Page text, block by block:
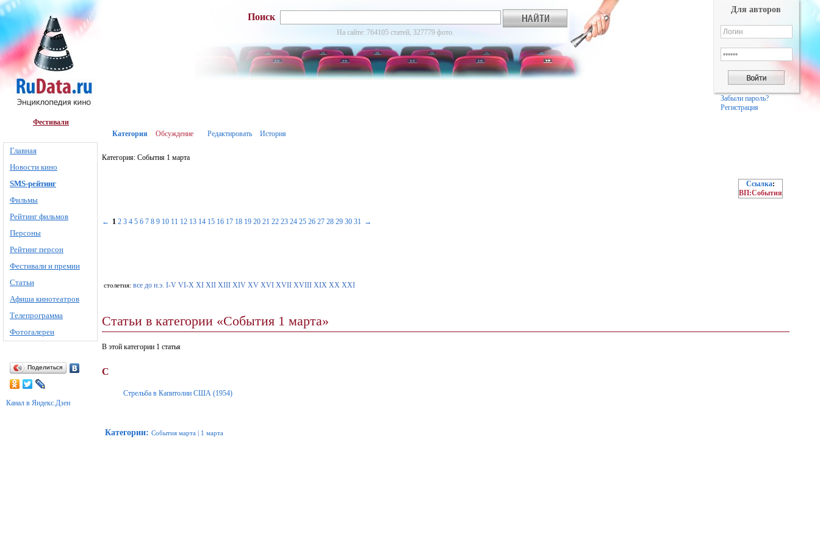
Фестивали
Главная
Новости кино
SMS-рейтинг
Фильмы
Рейтинг фильмов
Персоны
Рейтинг персон
Фестивали и премии
Статьи
Афиша кинотеатров
Телепрограмма
Фотогалереи
Поделиться
Канал в Яндекс.Дзен
Поиск
На сайте: 764105 статей, 327779 фото.
Для авторов
Забыли пароль?
Регистрация
Категория Обсуждение Редактировать История
Категория: События 1 марта
Ссылка:
ВП:События
← 1 2 3 4 5 6 7 8 9 10 11 12 13 14 15 16 17 18 19 20 21 22 23 24 25 26 27 28 29 30 31 →
столетия: все до н.э. I-V VI-X XI XII XIII XIV XV XVI XVII XVIII XIX XX XXI
Статьи в категории «События 1 марта»
В этой категории 1 статья
С
Стрельба в Капитолии США (1954)
Категории: События марта 1 марта